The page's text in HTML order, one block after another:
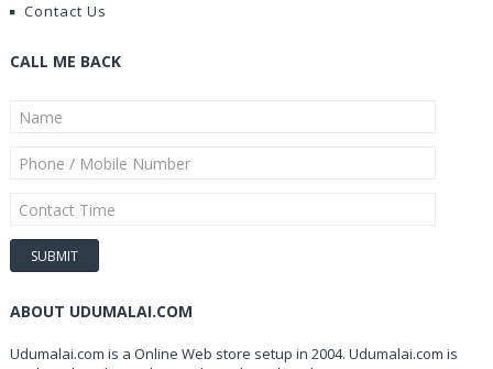
Contact Us
CALL ME BACK
ABOUT UDUMALAI.COM
Udumalai.com is a Online Web store setup in 2004. Udumalai.com is